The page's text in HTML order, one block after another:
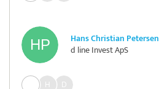
Hans Christian Petersen
d line Invest ApS